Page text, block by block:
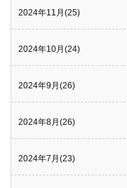
2024年11月(25)
2024年10月(24)
2024年9月(26)
2024年8月(26)
2024年7月(23)